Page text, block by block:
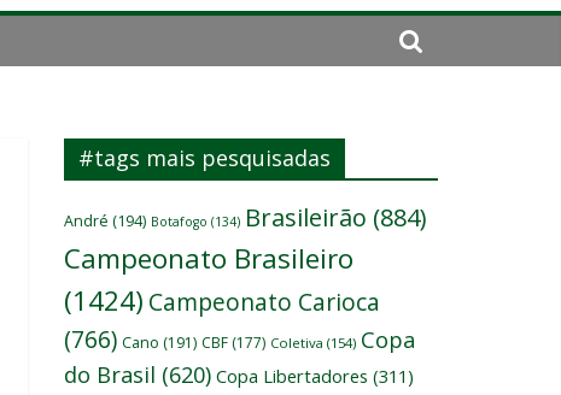
#tags mais pesquisadas
André (194) Botafogo (134) Brasileirão (884)
Campeonato Brasileiro
(1424) Campeonato Carioca
(766) Cano (191) CBF (177) Coletiva (154) Copa
do Brasil (620) Copa Libertadores (311)